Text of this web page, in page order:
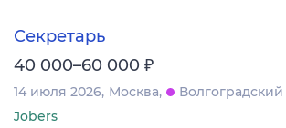
Секретарь
40 000–60 000 ₽
14 июля 2026 Москва
Jobers